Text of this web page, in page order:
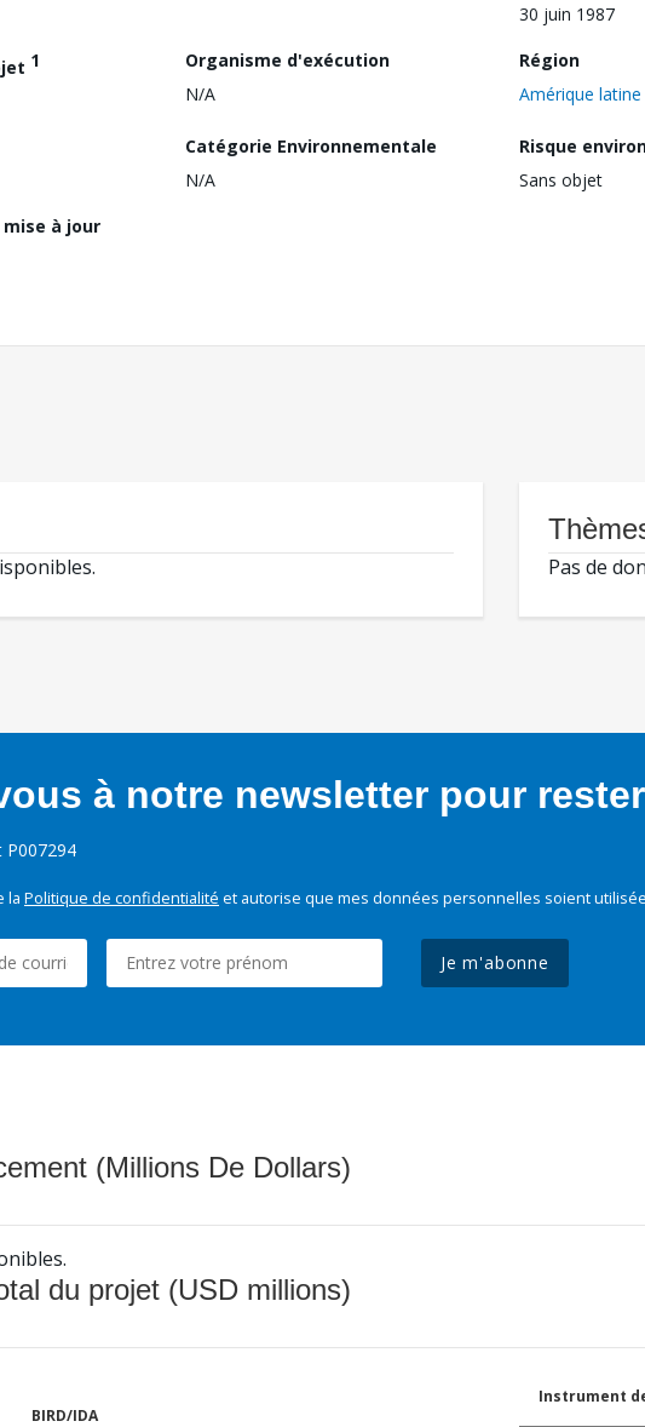
30 juin 1987
1
Organisme d'exécution
N/A
Région
Amérique
Catégorie Environnementale
N/A
Risque
Sans objet
à jour
Pas de
à notre newsletter pour
la Politique de confidentialité et autorise que mes données personnelles soient
Je m'abonne
(Millions De Dollars)
du projet (USD millions)
BIRD/IDA
Instrument